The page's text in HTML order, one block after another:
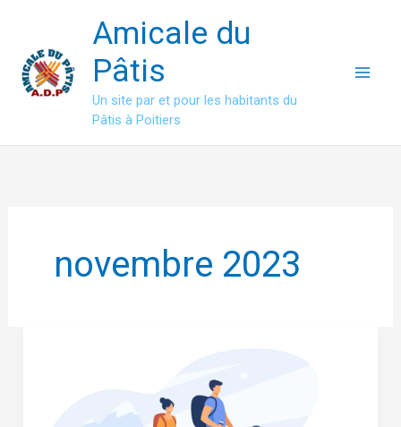
contenu
Amicale du
Pâtis
Un site par et pour les habitants du
Pâtis à Poitiers
novembre 2023